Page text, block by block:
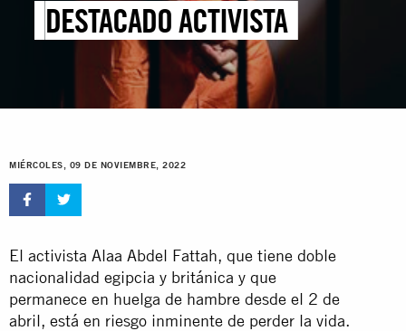
DESTACADO ACTIVISTA
MIÉRCOLES, 09 DE NOVIEMBRE, 2022
El activista Alaa Abdel Fattah, que tiene doble
nacionalidad egipcia y británica y que
permanece en huelga de hambre desde el 2 de
abril, está en riesgo inminente de perder la vida.